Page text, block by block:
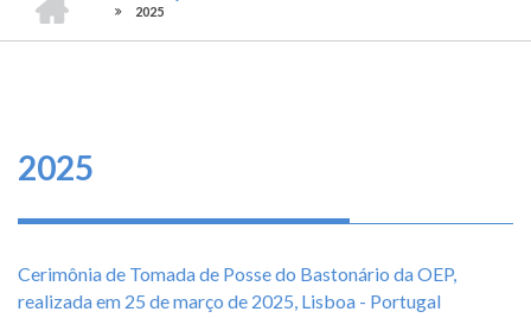
O
que
se
Fale
Conosco
TRILHA
DE
-
CONSELHO
FEDERAL
2025
2025
Cerimônia de Tomada de Posse do Bastonário da OEP,
realizada em 25 de março de 2025, Lisboa - Portugal